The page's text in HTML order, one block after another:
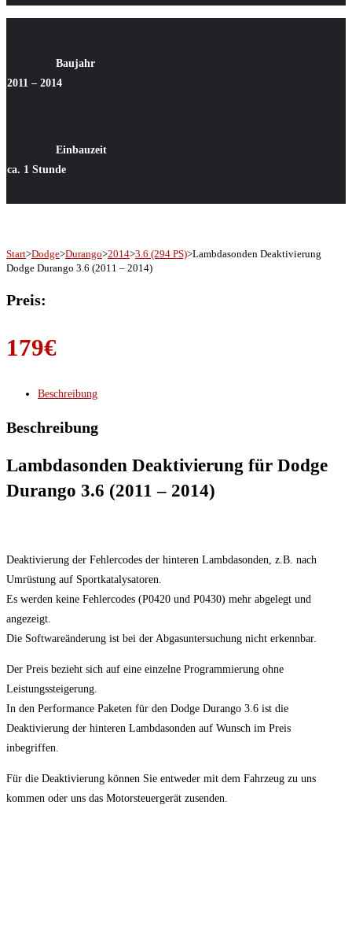
Baujahr
2011 – 2014
Einbauzeit
ca. 1 Stunde
Start>Dodge>Durango>2014>3.6 (294 PS)>Lambdasonden Deaktivierung
Dodge Durango 3.6 (2011 – 2014)
Preis:
179€
Beschreibung
Beschreibung
Lambdasonden Deaktivierung für Dodge
Durango 3.6 (2011 – 2014)
Deaktivierung der Fehlercodes der hinteren Lambdasonden, z.B. nach
Umrüstung auf Sportkatalysatoren.
Es werden keine Fehlercodes (P0420 und P0430) mehr abgelegt und
angezeigt.
Die Softwareänderung ist bei der Abgasuntersuchung nicht erkennbar.
Der Preis bezieht sich auf eine einzelne Programmierung ohne
Leistungssteigerung.
In den Performance Paketen für den Dodge Durango 3.6 ist die
Deaktivierung der hinteren Lambdasonden auf Wunsch im Preis
inbegriffen.
Für die Deaktivierung können Sie entweder mit dem Fahrzeug zu uns
kommen oder uns das Motorsteuergerät zusenden.